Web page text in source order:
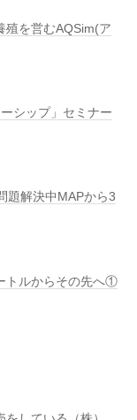
殖を営むAQSim(ア
シップ」セミナー
題解決中MAPから3
トルからその先へ①